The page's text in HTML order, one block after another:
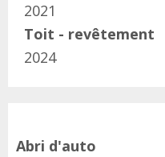
2021
Toit - revêtement
2024
Abri d'auto